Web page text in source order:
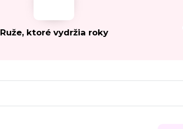
Ruže, ktoré vydržia roky